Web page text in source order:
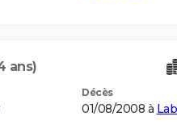
ans)
Décès
01/08/2008 à